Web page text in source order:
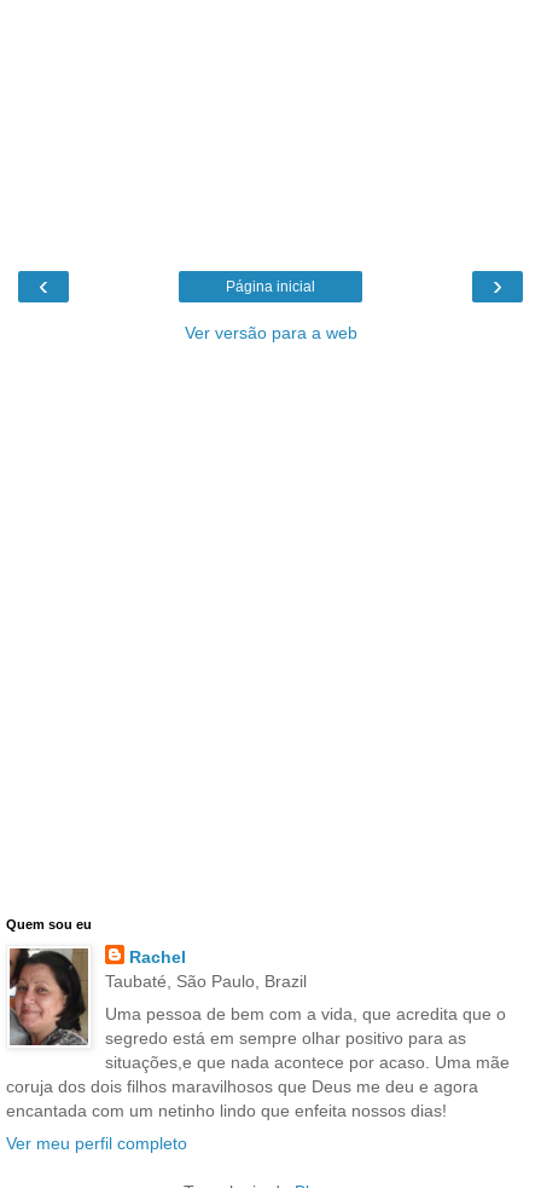
‹ ›
Página inicial
Ver versão para a web
Quem sou eu
Rachel
Taubaté, São Paulo, Brazil
Uma pessoa de bem com a vida, que acredita que o
segredo está em sempre olhar positivo para as
situações,e que nada acontece por acaso. Uma mãe
coruja dos dois filhos maravilhosos que Deus me deu e agora
encantada com um netinho lindo que enfeita nossos dias!
Ver meu perfil completo